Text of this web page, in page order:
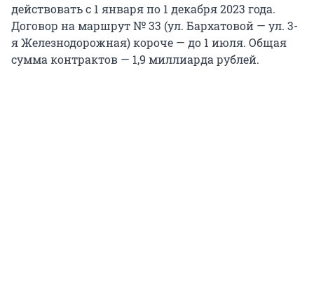
действовать с 1 января по 1 декабря 2023 года.
Договор на маршрут № 33 (ул. Бархатовой — ул. 3-
я Железнодорожная) короче — до 1 июля. Общая
сумма контрактов — 1,9 миллиарда рублей.